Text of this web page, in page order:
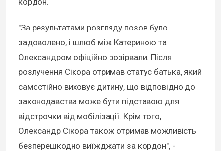
"За результатами розгляду позов було
задоволено, і шлюб між Катериною та
Олександром офіційно розірвали. Після
розлучення Сікора отримав статус батька, який
самостійно виховує дитину, що відповідно до
законодавства може бути підставою для
відстрочки від мобілізації. Крім того,
Олександр Сікора також отримав можливість
безперешкодно виїжджати за кордон", -